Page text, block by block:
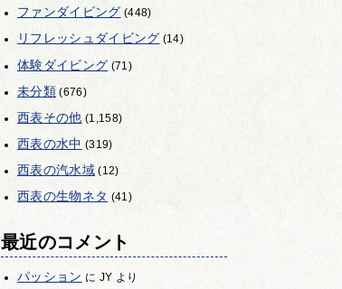
ファンダイビング (448)
リフレッシュダイビング (14)
体験ダイビング (71)
未分類(676)
西表その他 (1,158)
西表の水中 (319)
西表の汽水域(12)
西表の生物ネタ (41)
最近のコメント
パッション に JY より